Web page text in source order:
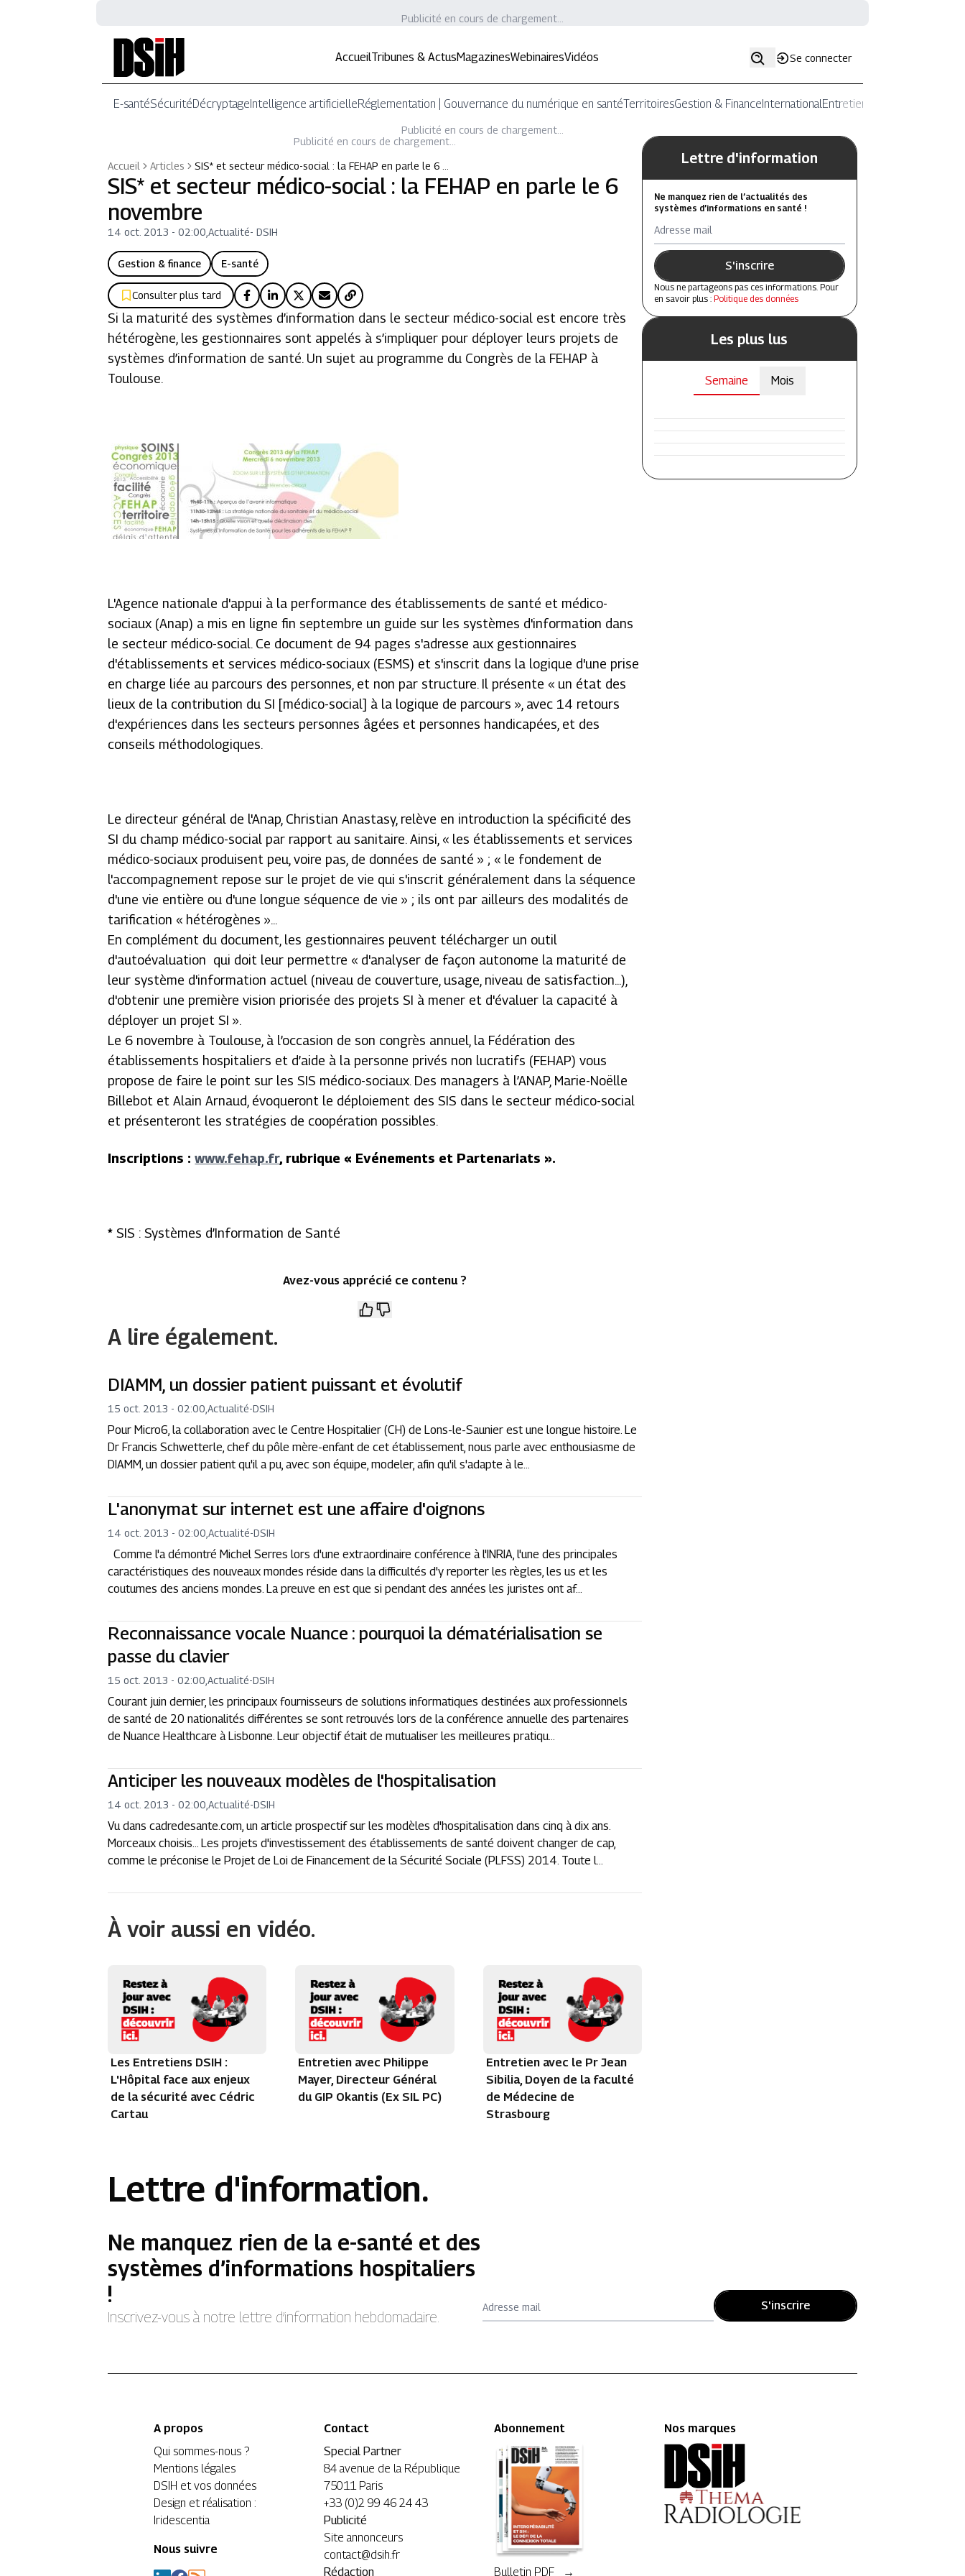
Publicité en cours de chargement...
AccueilTribunes & ActusMagazinesWebinairesVidéos Se connecter
E-santéSécuritéDécryptageIntelligence artificielleRéglementation | Gouvernance du numérique en santéTerritoiresGestion & FinanceInternationalEntretiens
Publicité en cours de chargement...
Publicité en cours de chargement...
Accueil
Articles SIS* et secteur médico-social : la FEHAP en parle le 6 …
SIS* et secteur médico-social : la FEHAP en parle le 6
novembre
14 oct. 2013 - 02:00 ,Actualité-DSIH
Gestion & finance E-santé
Consulter plus tard
Si la maturité des systèmes d’information dans le secteur médico-social est encore très
hétérogène, les gestionnaires sont appelés à s’impliquer pour déployer leurs projets de
systèmes d’information de santé. Un sujet au programme du Congrès de la FEHAP à
Toulouse.
L'Agence nationale d'appui à la performance des établissements de santé et médico-
sociaux (Anap) a mis en ligne fin septembre un guide sur les systèmes d'information dans
le secteur médico-social. Ce document de 94 pages s'adresse aux gestionnaires
d'établissements et services médico-sociaux (ESMS) et s'inscrit dans la logique d'une prise
en charge liée au parcours des personnes, et non par structure. Il présente « un état des
lieux de la contribution du SI [médico-social] à la logique de parcours », avec 14 retours
d'expériences dans les secteurs personnes âgées et personnes handicapées, et des
conseils méthodologiques.
Le directeur général de l'Anap, Christian Anastasy, relève en introduction la spécificité des
SI du champ médico-social par rapport au sanitaire. Ainsi, « les établissements et services
médico-sociaux produisent peu, voire pas, de données de santé » ; « le fondement de
l'accompagnement repose sur le projet de vie qui s'inscrit généralement dans la séquence
d'une vie entière ou d'une longue séquence de vie » ; ils ont par ailleurs des modalités de
tarification « hétérogènes »...
En complément du document, les gestionnaires peuvent télécharger un outil
d'autoévaluation qui doit leur permettre « d'analyser de façon autonome la maturité de
leur système d'information actuel (niveau de couverture, usage, niveau de satisfaction...),
d'obtenir une première vision priorisée des projets SI à mener et d'évaluer la capacité à
déployer un projet SI ».
Le 6 novembre à Toulouse, à l’occasion de son congrès annuel, la Fédération des
établissements hospitaliers et d’aide à la personne privés non lucratifs (FEHAP) vous
propose de faire le point sur les SIS médico-sociaux. Des managers à l’ANAP, Marie-Noëlle
Billebot et Alain Arnaud, évoqueront le déploiement des SIS dans le secteur médico-social
et présenteront les stratégies de coopération possibles.
Inscriptions :www.fehap.fr, rubrique « Evénements et Partenariats ».
* SIS : Systèmes d’Information de Santé
Avez-vous apprécié ce contenu ?
A lire également.
DIAMM, un dossier patient puissant et évolutif
15 oct. 2013 - 02:00 ,Actualité-DSIH
Pour Micro6, la collaboration avec le Centre Hospitalier (CH) de Lons-le-Saunier est une longue histoire. Le
Dr Francis Schwetterle, chef du pôle mère-enfant de cet établissement, nous parle avec enthousiasme de
DIAMM, un dossier patient qu'il a pu, avec son équipe, modeler, afin qu'il s'adapte à le...
L'anonymat sur internet est une affaire d'oignons
14 oct. 2013 - 02:00 ,Actualité-DSIH
Comme l'a démontré Michel Serres lors d'une extraordinaire conférence à l'INRIA, l'une des principales
caractéristiques des nouveaux mondes réside dans la difficultés d'y reporter les règles, les us et les
coutumes des anciens mondes. La preuve en est que si pendant des années les juristes ont af...
Reconnaissance vocale Nuance : pourquoi la dématérialisation se
passe du clavier
15 oct. 2013 - 02:00 ,Actualité-DSIH
Courant juin dernier, les principaux fournisseurs de solutions informatiques destinées aux professionnels
de santé de 20 nationalités différentes se sont retrouvés lors de la conférence annuelle des partenaires
de Nuance Healthcare à Lisbonne. Leur objectif était de mutualiser les meilleures pratiqu...
Anticiper les nouveaux modèles de l'hospitalisation
14 oct. 2013 - 02:00 ,Actualité-DSIH
Vu dans cadredesante.com, un article prospectif sur les modèles d'hospitalisation dans cinq à dix ans.
Morceaux choisis... Les projets d'investissement des établissements de santé doivent changer de cap,
comme le préconise le Projet de Loi de Financement de la Sécurité Sociale (PLFSS) 2014. Toute l...
À voir aussi en vidéo.
Les Entretiens DSIH :
L'Hôpital face aux enjeux
de la sécurité avec Cédric
Cartau
Entretien avec Philippe
Mayer, Directeur Général
du GIP Okantis (Ex SIL PC)
Entretien avec le Pr Jean
Sibilia, Doyen de la faculté
de Médecine de
Strasbourg
Lettre d'information
Ne manquez rien de l’actualités des
systèmes d’informations en santé !
Adresse mail
S'inscrire
Nous ne partageons pas ces informations. Pour
en savoir plus : Politique des données
Les plus lus
Semaine Mois
Lettre d'information.
Ne manquez rien de la e-santé et des
systèmes d’informations hospitaliers
!
Inscrivez-vous à notre lettre d’information hebdomadaire.
Adresse mail S'inscrire
A propos
Qui sommes-nous ?
Mentions légales
DSIH et vos données
Design et réalisation :
Iridescentia
Nous suivre
Contact
Special Partner
84 avenue de la République
75011 Paris
+33 (0)2 99 46 24 43
Publicité
Site annonceurs
contact@dsih.fr
Rédaction
Abonnement
Bulletin PDF →
Nos marques